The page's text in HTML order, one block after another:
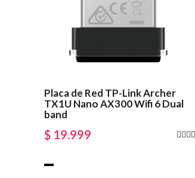
Placa de Red TP-Link Archer
TX1U Nano AX300 Wifi 6 Dual
band
$ 19.999